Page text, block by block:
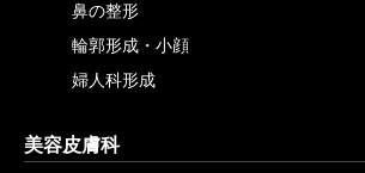
鼻の整形
輪郭形成・小顔
婦人科形成
美容皮膚科